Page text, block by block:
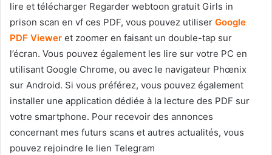
lire et télécharger Regarder webtoon gratuit Girls in
prison scan en vf ces PDF, vous pouvez utiliser Google
PDF Viewer et zoomer en faisant un double-tap sur
l’écran. Vous pouvez également les lire sur votre PC en
utilisant Google Chrome, ou avec le navigateur Phœnix
sur Android. Si vous préférez, vous pouvez également
installer une application dédiée à la lecture des PDF sur
votre smartphone. Pour recevoir des annonces
concernant mes futurs scans et autres actualités, vous
pouvez rejoindre le lien Telegram